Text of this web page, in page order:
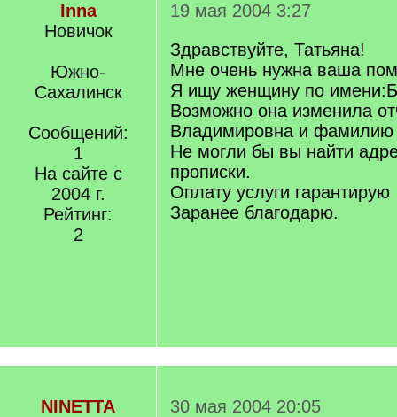
Inna
Новичок
Южно-
Сахалинск
Сообщений:
1
На сайте с
2004 г.
Рейтинг:
2
19 мая 2004 3:27
Здравствуйте, Татьяна!
Мне очень нужна ваша
Я ищу женщину по
Возможно она изменила
Владимировна и
Не могли бы вы найти
прописки.
Оплату услуги гарантирую
Заранее благодарю.
NINETTA
30 мая 2004 20:05